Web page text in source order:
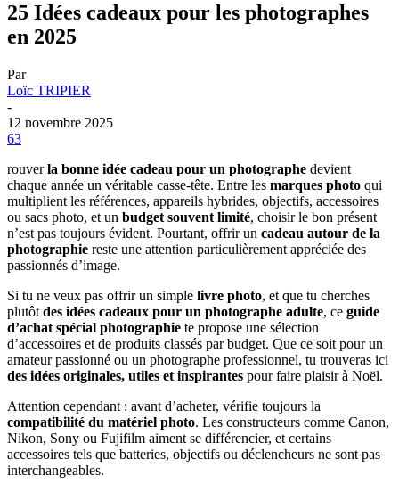
25 Idées cadeaux pour les photographes
en 2025
Par
Loïc TRIPIER
-
12 novembre 2025
63
rouverla bonne idée cadeau pour un photographe devient
chaque année un véritable casse-tête. Entre les marques photo qui
multiplient les références, appareils hybrides, objectifs, accessoires
ou sacs photo, et un budget souvent limité, choisir le bon présent
n’est pas toujours évident. Pourtant, offrir un cadeau autour de la
photographie reste une attention particulièrement appréciée des
passionnés d’image.
Si tu ne veux pas offrir un simple livre photo, et que tu cherches
plutôt des idées cadeaux pour un photographe adulte, ce guide
d’achat spécial photographie te propose une sélection
d’accessoires et de produits classés par budget. Que ce soit pour un
amateur passionné ou un photographe professionnel, tu trouveras ici
des idées originales, utiles et inspirantes pour faire plaisir à Noël.
Attention cependant : avant d’acheter, vérifie toujours la
compatibilité du matériel photo. Les constructeurs comme Canon,
Nikon, Sony ou Fujifilm aiment se différencier, et certains
accessoires tels que batteries, objectifs ou déclencheurs ne sont pas
interchangeables.